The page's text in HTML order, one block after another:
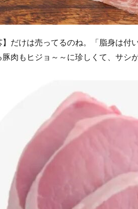
だけは売ってるのね。「脂身は付
肉もヒジョ～～に珍しくて、サシ